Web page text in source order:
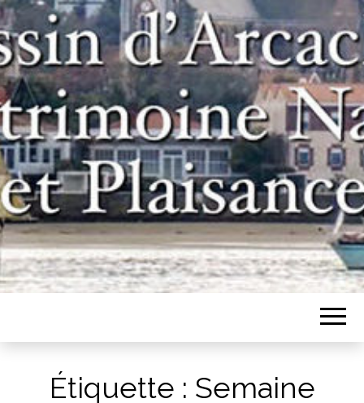
BASSIN
D'ARCACHON,
PATRIMOINE
NAVAL ET
Un site pour les inconditionnels des
bateaux et de l'histoire du bassin
d'Arcachon
Étiquette : Semaine